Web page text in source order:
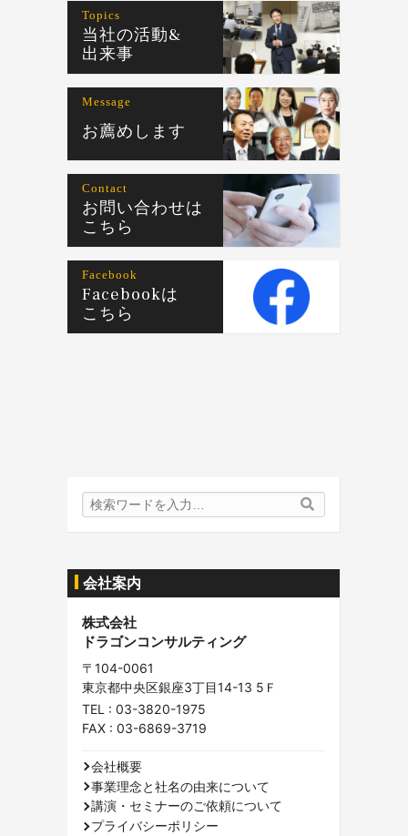
Topics
当社の活動&
出来事
Message
お薦めします
Contact
お問い合わせは
こちら
Facebook
Facebookは
こちら
検
索
会社案内
株式会社
ドラゴンコンサルティング
〒104-0061
東京都中央区銀座3丁目14-13 5Ｆ
TEL : 03-3820-1975
FAX : 03-6869-3719
会社概要
事業理念と社名の由来について
講演・セミナーのご依頼について
プライバシーポリシー